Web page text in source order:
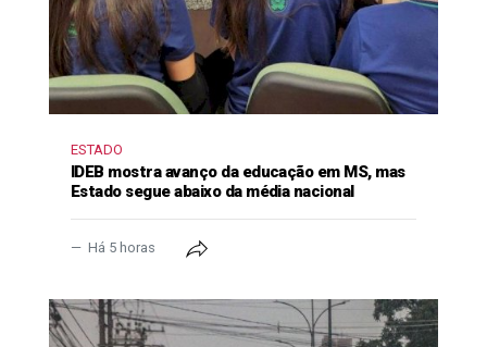
ESTADO
IDEB mostra avanço da educação em MS, mas
Estado segue abaixo da média nacional
Há 5 horas